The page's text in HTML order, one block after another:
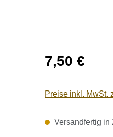
Regulärer Preis:
7,50 €
Preise inkl. MwSt.
Versandfertig in